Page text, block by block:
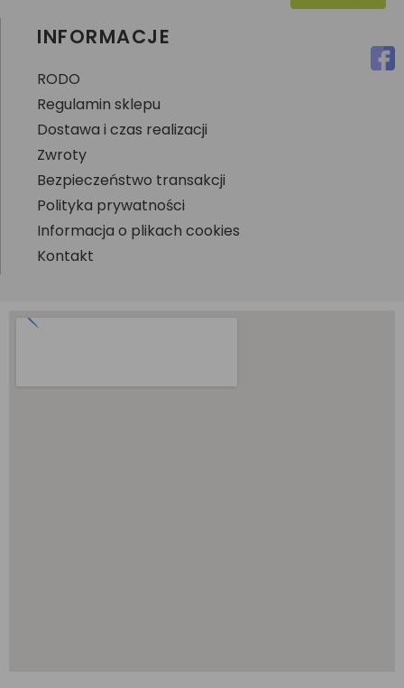
INFORMACJE
RODO
Regulamin sklepu
Dostawa i czas realizacji
Zwroty
Bezpieczeństwo transakcji
Polityka prywatności
Informacja o plikach cookies
Kontakt